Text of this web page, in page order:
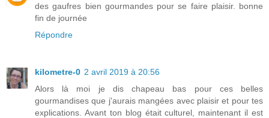
des gaufres bien gourmandes pour se faire plaisir. bonne
fin de journée
Répondre
kilometre-0 2 avril 2019 à 20:56
Alors là moi je dis chapeau bas pour ces belles
gourmandises que j'aurais mangées avec plaisir et pour tes
explications. Avant ton blog était culturel, maintenant il est